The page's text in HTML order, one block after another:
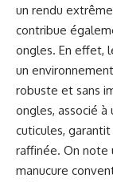
un rendu
contribue
ongles. En effet,
un
robuste et sans
ongles, associé
cuticules,
raffinée. On note
manucure